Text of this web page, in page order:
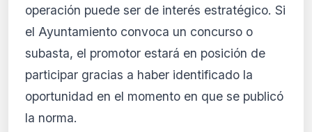
operación puede ser de interés estratégico. Si
el Ayuntamiento convoca un concurso o
subasta, el promotor estará en posición de
participar gracias a haber identificado la
oportunidad en el momento en que se publicó
la norma.